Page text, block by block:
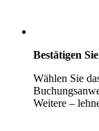
Bestätigen
Wählen Sie
Weitere –